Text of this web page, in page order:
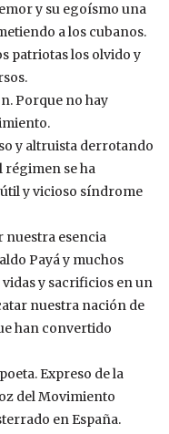
y su egoísmo una
a los cubanos.
patriotas los olvido y
Porque no hay
y altruista derrotando
régimen se ha
y vicioso síndrome
nuestra esencia
Payá y muchos
y sacrificios en un
nuestra nación de
han convertido
Expreso de la
del Movimiento
en España.